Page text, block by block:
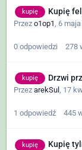
kupię Kupię
Przez o1op1 6
0 odpowiedzi 278
kupię Drzwi
Przez arekSul , 17
1 odpowiedź 445
kupię
Kupię